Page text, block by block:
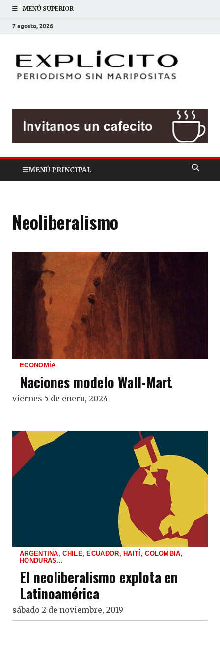
MENÚ SUPERIOR
7 agosto, 2026
MENÚ PRINCIPAL
Neoliberalismo
ECONOMÍA
Naciones modelo Wall-Mart
viernes 5 de enero, 2024
ARGENTINA, CHILE, ECUADOR, HAITÍ, COLOMBIA,
HONDURAS...
El neoliberalismo explota en
Latinoamérica
sábado 2 de noviembre, 2019